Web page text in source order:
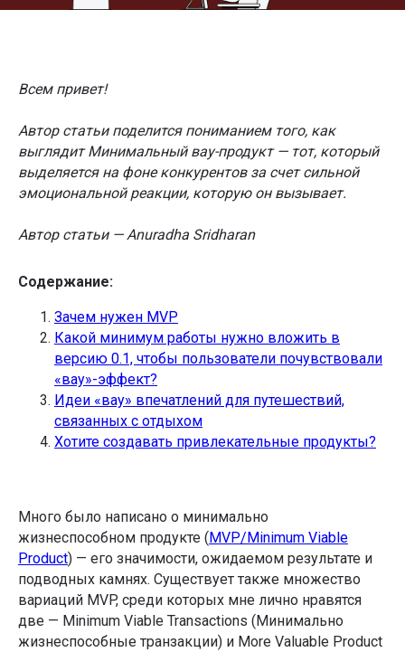
Всем привет!
Автор статьи поделится пониманием того, как
выглядит Минимальный вау-продукт — тот, который
выделяется на фоне конкурентов за счет сильной
эмоциональной реакции, которую он вызывает.
Автор статьи — Anuradha Sridharan
Содержание:
Зачем нужен MVP
Какой минимум работы нужно вложить в
версию 0.1, чтобы пользователи почувствовали
«вау»-эффект?
Идеи «вау» впечатлений для путешествий,
связанных с отдыхом
Хотите создавать привлекательные продукты?
Много было написано о минимально
жизнеспособном продукте (MVP/Minimum Viable
Product) — его значимости, ожидаемом результате и
подводных камнях. Существует также множество
вариаций MVP, среди которых мне лично нравятся
две — Minimum Viable Transactions (Минимально
жизнеспособные транзакции) и More Valuable Product